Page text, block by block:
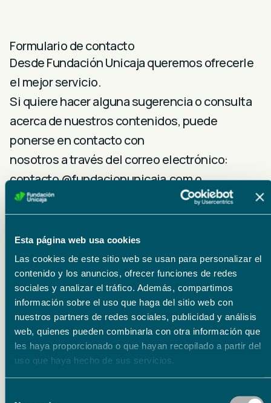
Esta página web usa cookies
Las cookies de este sitio web se usan para personalizar el
contenido y los anuncios, ofrecer funciones de redes
sociales y analizar el tráfico. Además, compartimos
información sobre el uso que haga del sitio web con
nuestros partners de redes sociales, publicidad y análisis
web, quienes pueden combinarla con otra información que
les haya proporcionado o que hayan recopilado a partir del
uso que haya hecho de sus servicios.
Formulario de contacto
Desde Fundación Unicaja queremos ofrecerle
el mejor servicio.
Si quiere hacer alguna sugerencia o consulta
acerca de nuestros contenidos, puede
ponerse en contacto con
nosotros a través del correo electrónico:
contacto @fundacionunicaja.com o
rellenando el siguiente formulario:
Fundación Unicaja
Plaza de la Marina,3 29015 Málaga (España)
info@fundacionbancariaunicaja.es
Aviso legal
Al incluir sus datos acepta recibir
comunicaciones informativas sobre